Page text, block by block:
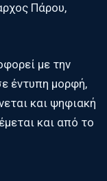
Πάρου,
με την
έντυπη μορφή,
και ψηφιακή
και από το